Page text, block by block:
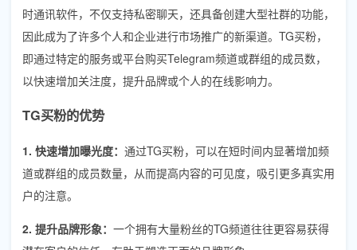
时通讯软件，不仅支持私密聊天，还具备创建大型社群的功能，
因此成为了许多个人和企业进行市场推广的新渠道。TG买粉，
即通过特定的服务或平台购买Telegram频道或群组的成员数，
以快速增加关注度，提升品牌或个人的在线影响力。
TG买粉的优势
1. 快速增加曝光度： 通过TG买粉，可以在短时间内显著增加频
道或群组的成员数量，从而提高内容的可见度，吸引更多真实用
户的注意。
2. 提升品牌形象： 一个拥有大量粉丝的TG频道往往更容易获得